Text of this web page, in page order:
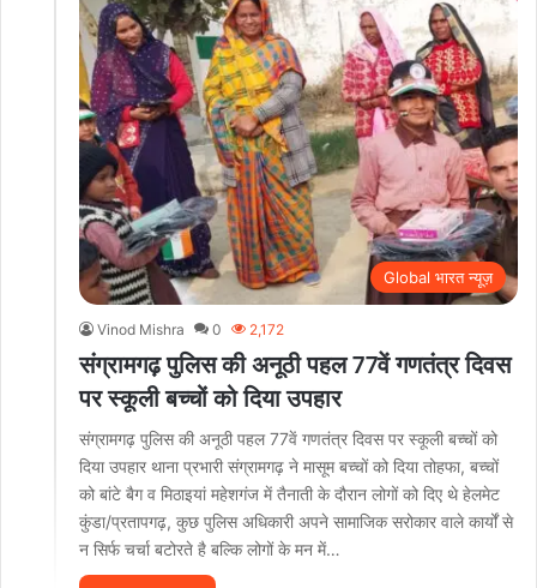
Global भारत न्यूज़
Vinod Mishra 0 2,172
संग्रामगढ़ पुलिस की अनूठी पहल 77वें गणतंत्र दिवस
पर स्कूली बच्चों को दिया उपहार
संग्रामगढ़ पुलिस की अनूठी पहल 77वें गणतंत्र दिवस पर स्कूली बच्चों को
दिया उपहार थाना प्रभारी संग्रामगढ़ ने मासूम बच्चों को दिया तोहफा, बच्चों
को बांटे बैग व मिठाइयां महेशगंज में तैनाती के दौरान लोगों को दिए थे हेलमेट
कुंडा/प्रतापगढ़, कुछ पुलिस अधिकारी अपने सामाजिक सरोकार वाले कार्यों से
न सिर्फ चर्चा बटोरते है बल्कि लोगों के मन में…